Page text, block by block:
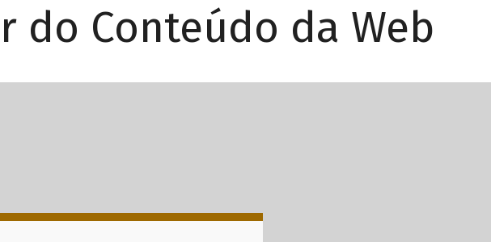
do Conteúdo da Web
Principais com